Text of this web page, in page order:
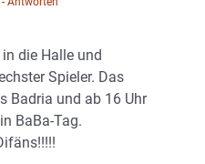
die Halle und
Spieler. Das
Badria und ab 16 Uhr
BaBa-Tag.